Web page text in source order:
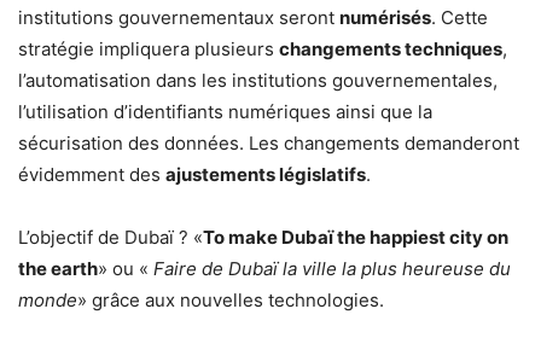
institutions gouvernementaux seront numérisés. Cette
stratégie impliquera plusieurs changements techniques,
l’automatisation dans les institutions gouvernementales,
l’utilisation d’identifiants numériques ainsi que la
sécurisation des données. Les changements demanderont
évidemment des ajustements législatifs.
L’objectif de Dubaï ? «To make Dubaï the happiest city on
the earth» ou « Faire de Dubaï la ville la plus heureuse du
monde» grâce aux nouvelles technologies.